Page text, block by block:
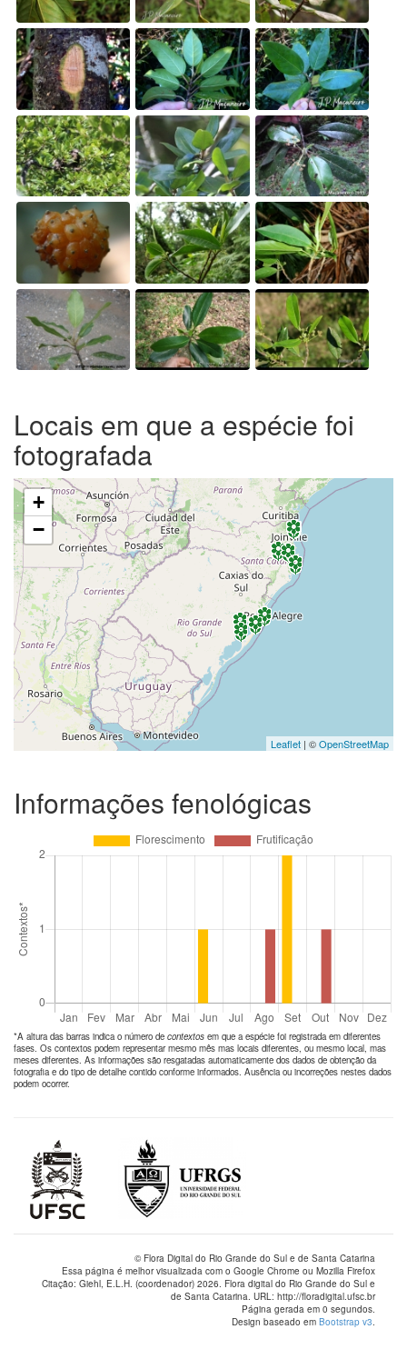
Locais em que a espécie foi
fotografada
+
−
Leaflet | ©OpenStreetMap
Informações fenológicas
*A altura das barras indica o número de contextos em que a espécie foi registrada em diferentes
fases. Os contextos podem representar mesmo mês mas locais diferentes, ou mesmo local, mas
meses diferentes. As informações são resgatadas automaticamente dos dados de obtenção da
fotografia e do tipo de detalhe contido conforme informados. Ausência ou incorreções nestes dados
podem ocorrer.
© Flora Digital do Rio Grande do Sul e de Santa Catarina
Essa página é melhor visualizada com o Google Chrome ou Mozilla Firefox
Citação: Giehl, E.L.H. (coordenador) 2026. Flora digital do Rio Grande do Sul e
de Santa Catarina. URL: http://floradigital.ufsc.br
Página gerada em 0 segundos.
Design baseado em Bootstrap v3.